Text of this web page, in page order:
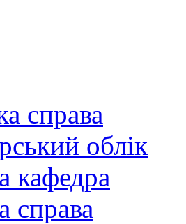
справа
облік
кафедра
справа